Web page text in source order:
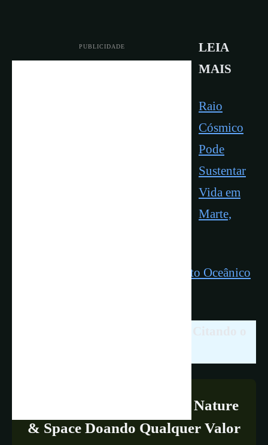
PUBLICIDADE
LEIA
MAIS
Raio
Cósmico
Pode
Sustentar
Vida em
Marte,
Oxigênio Escuro Produzido no Leito Oceânico
Apoie a Continuidade do Nature
& Space Doando Qualquer Valor